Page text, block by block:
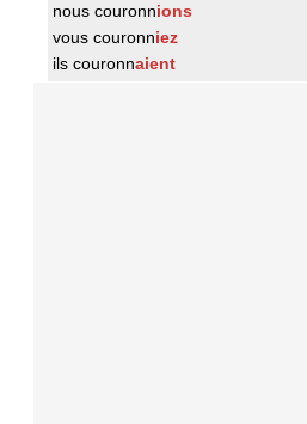
nous couronnions
vous couronniez
ils couronnaient